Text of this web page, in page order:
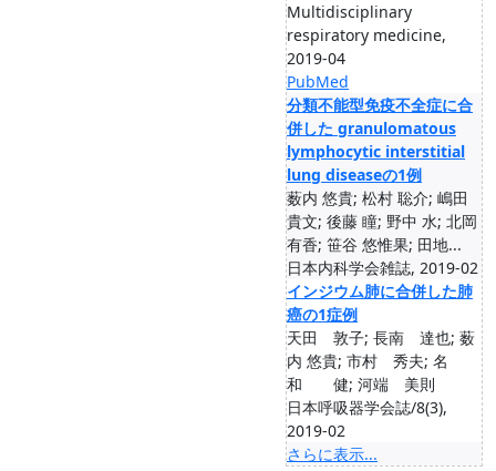
Multidisciplinary
respiratory medicine,
2019-04
PubMed
分類不能型免疫不全症に合
併した granulomatous
lymphocytic interstitial
lung diseaseの1例
薮内 悠貴; 松村 聡介; 嶋田
貴文; 後藤 瞳; 野中 水; 北岡
有香; 笹谷 悠惟果; 田地...
日本内科学会雑誌, 2019-02
インジウム肺に合併した肺
癌の1症例
天田 敦子; 長南 達也; 薮
内 悠貴; 市村 秀夫; 名
和 健; 河端 美則
日本呼吸器学会誌/8(3),
2019-02
さらに表示...